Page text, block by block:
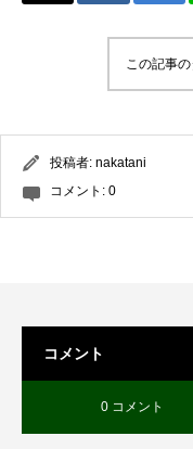
この記事
投稿者: nakatani
コメント: 0
コメント
0 コメント